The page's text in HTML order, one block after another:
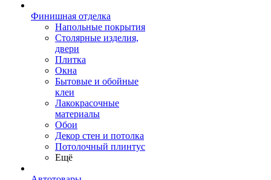
Финишная отделка
Напольные покрытия
Столярные изделия,
двери
Плитка
Окна
Бытовые и обойные
клеи
Лакокрасочные
материалы
Обои
Декор стен и потолка
Потолочный плинтус
Ещё